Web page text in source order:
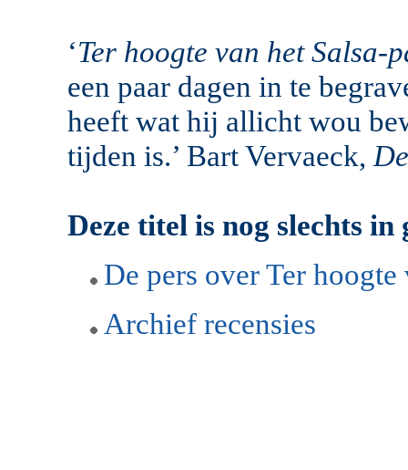
‘Ter hoogte van het Salsa-
een paar dagen in te
heeft wat hij allicht wou
tijden is.’ Bart Vervaeck,
Deze titel is nog slechts
De pers over Ter
Archief recensies